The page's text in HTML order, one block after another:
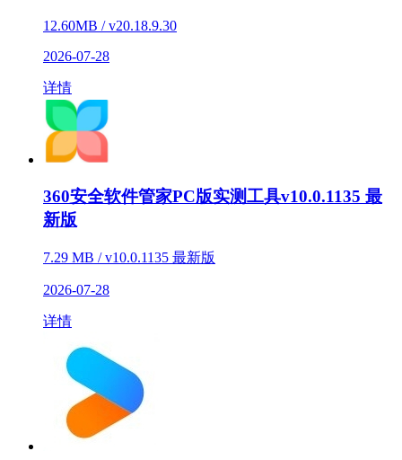
12.60MB / v20.18.9.30
2026-07-28
详情
360安全软件管家PC版实测工具v10.0.1135 最
新版
7.29 MB / v10.0.1135 最新版
2026-07-28
详情